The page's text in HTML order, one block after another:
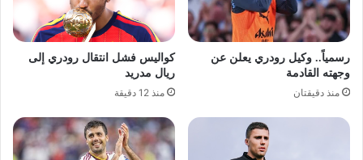
رسمياً.. وكيل رودري يعلن عن
وجهته القادمة
منذ دقيقتان
كواليس فشل انتقال رودري إلى
ريال مدريد
منذ 12 دقيقة